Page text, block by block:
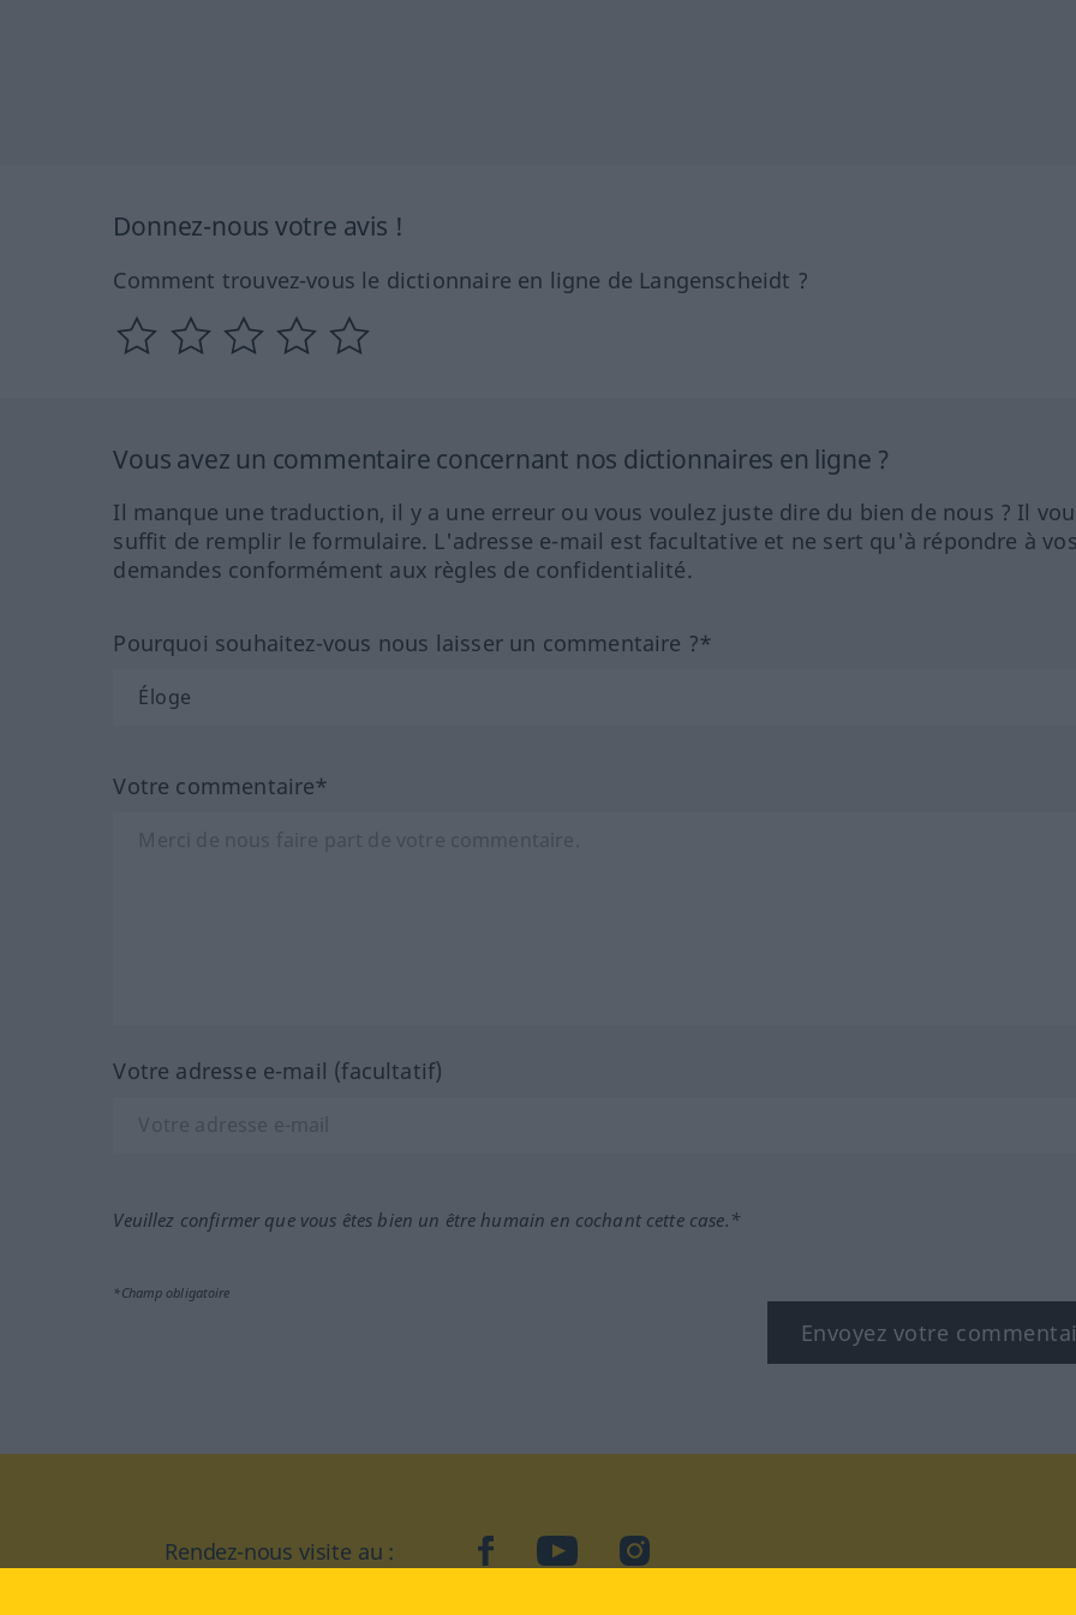
Donnez-nous votre avis !
Comment trouvez-vous le dictionnaire en ligne de Langenscheidt ?
Vous avez un commentaire concernant nos dictionnaires en ligne ?
Il manque une traduction, il y a une erreur ou vous voulez juste dire du bien de nous ? Il
suffit de remplir le formulaire. L'adresse e-mail est facultative et ne sert qu'à répondre à
demandes conformément aux règles de confidentialité.
Pourquoi souhaitez-vous nous laisser un commentaire ?*
Votre commentaire*
Votre adresse e-mail (facultatif)
Veuillez confirmer que vous êtes bien un être humain en cochant cette case.*
*Champ obligatoire
Envoyez votre
Rendez-nous visite au : facebookYouTubeInstagram